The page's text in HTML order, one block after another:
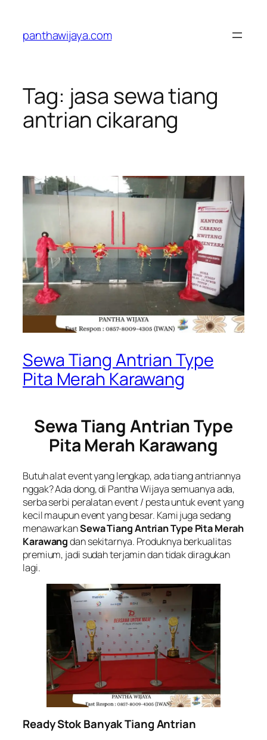
konten
panthawijaya.com
Tag: jasa sewa tiang
antrian cikarang
Sewa Tiang Antrian Type
Pita Merah Karawang
Sewa Tiang Antrian Type
Pita Merah Karawang
Butuh alat event yang lengkap, ada tiang antriannya
nggak? Ada dong, di Pantha Wijaya semuanya ada,
serba serbi peralatan event / pesta untuk event yang
kecil maupun event yang besar. Kami juga sedang
menawarkanSewa Tiang Antrian Type Pita Merah
Karawangdan sekitarnya. Produknya berkualitas
premium, jadi sudah terjamin dan tidak diragukan
lagi.
Ready Stok Banyak Tiang Antrian